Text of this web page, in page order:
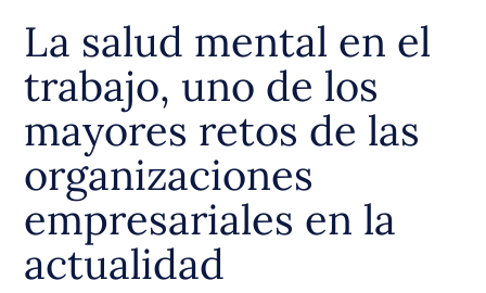
La salud mental en el
trabajo, uno de los
mayores retos de las
organizaciones
empresariales en la
actualidad